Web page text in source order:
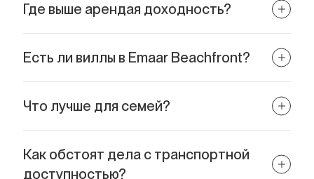
Где выше арендая доходность?
благодаря мировому спросу. Но Emaar Beachfront быстро
Есть ли виллы в Emaar Beachfront?
Виллы преимущественно представлены на Palm Jumeirah.
Что лучше для семей?
семейной инфраструктуре.
Как обстоят дела с транспортной
доступностью?